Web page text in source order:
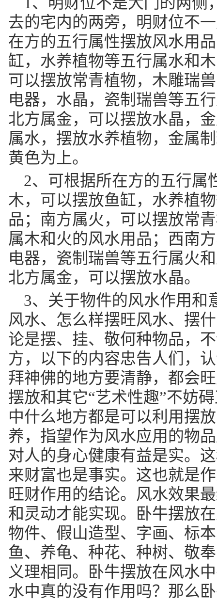
去的宅内的两旁，明财位不
在方的五行属性摆放风水用
缸，水养植物等五行属水和
可以摆放常青植物，木雕瑞
电器，水晶，瓷制瑞兽等五
北方属金，可以摆放水晶，
属水，摆放水养植物，金属
黄色为上。
2、可根据所在方的五行属
木，可以摆放鱼缸，水养植
品；南方属火，可以摆放常
属木和火的风水用品；西南
电器，瓷制瑞兽等五行属火
北方属金，可以摆放水晶。
3、关于物件的风水作用和
风水、怎么样摆旺风水、摆
论是摆、挂、敬何种物品，
方，以下的内容忠告人们，
拜神佛的地方要清静，都会
摆放和其它“艺术性趣”不妨
中什么地方都是可以利用摆
养，指望作为风水应用的物
对人的身心健康有益是实。
来财富也是事实。这也就是
旺财作用的结论。风水效果
和灵动才能实现。卧牛摆放
物件、假山造型、字画、标
鱼、养龟、种花、种树、敬
义理相同。卧牛摆放在风水
水中真的没有作用吗？那么